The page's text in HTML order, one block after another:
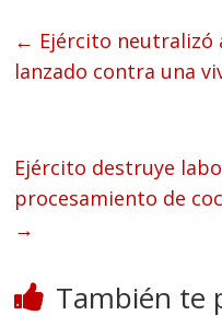
← Ejército
lanzado contra una
Ejército destruye
procesamiento de
→
También te